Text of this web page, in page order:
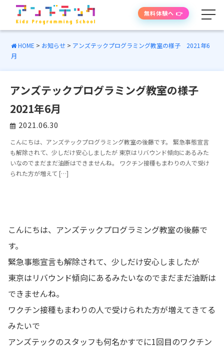
授業の流れ
授業時間・料金
よくあるご質問
📖 資料請求
👉 無料体験お申込
無料体験へ 👉
HOME > お知らせ > アンズテックプログラミング教室の様子 2021年6
月
アンズテックプログラミング教室の様子
2021年6月
2021.06.30
こんにちは、アンズテックプログラミング教室の後藤です。 緊急事態宣言
も解除されて、少しだけ安心しましたが 東京はリバウンド傾向にあるみた
いなのでまだまだ油断はできませんね。 ワクチン接種もまわりの人で受け
られた方が増えて […]
こんにちは、アンズテックプログラミング教室の後藤で
す。
緊急事態宣言も解除されて、少しだけ安心しましたが
東京はリバウンド傾向にあるみたいなのでまだまだ油断は
できませんね。
ワクチン接種もまわりの人で受けられた方が増えてきてる
みたいで
アンズテックのスタッフも何名かすでに1回目のワクチン